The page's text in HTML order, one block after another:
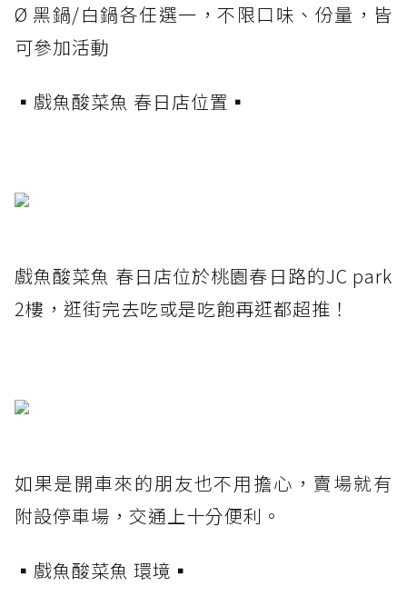
Ø 黑鍋/白鍋各任選一，不限口味、份量，皆
可參加活動
▪️戲魚酸菜魚 春日店位置▪️
戲魚酸菜魚 春日店位於桃園春日路的JC park
2樓，逛街完去吃或是吃飽再逛都超推！
如果是開車來的朋友也不用擔心，賣場就有
附設停車場，交通上十分便利。
▪️戲魚酸菜魚 環境▪️